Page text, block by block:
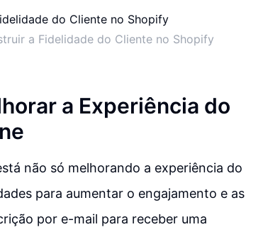
a Fidelidade do Cliente no Shopify
a Experiência do
não só melhorando a experiência do
para aumentar o engajamento e as
por e-mail para receber uma